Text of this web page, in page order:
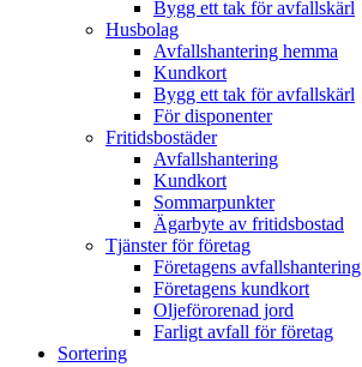
Bygg ett tak för avfallskärl
Husbolag
Avfallshantering hemma
Kundkort
Bygg ett tak för avfallskärl
För disponenter
Fritidsbostäder
Avfallshantering
Kundkort
Sommarpunkter
Ägarbyte av fritidsbostad
Tjänster för företag
Företagens avfallshantering
Företagens kundkort
Oljeförorenad jord
Farligt avfall för företag
Sortering